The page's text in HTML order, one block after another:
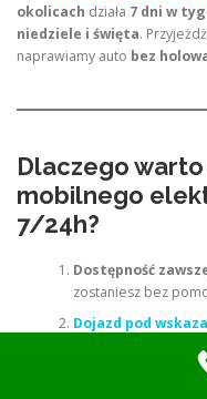
okolicach działa 7 dni w
niedziele i święta.
naprawiamy auto bez
Dlaczego
mobilnego
7/24h?
Dostępność
zostaniesz bez
Dojazd pod
Bielany, Ochota,